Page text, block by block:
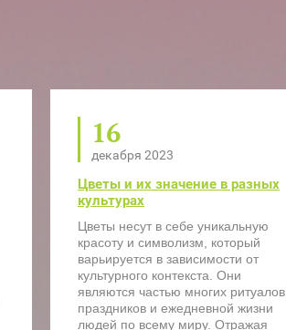
16
декабря 2023
Цветы и их значение в разных
культурах
Цветы несут в себе уникальную
красоту и символизм, который
варьируется в зависимости от
культурного контекста. Они
являются частью многих ритуалов,
праздников и ежедневной жизни
людей по всему миру. Отражая